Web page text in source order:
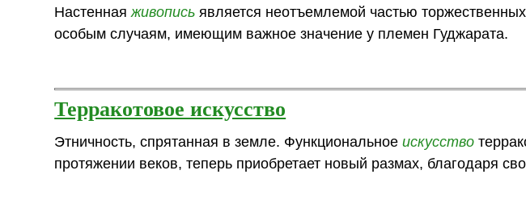
Настеннаяживопись является неотъемлемой частью
особым случаям, имеющим важное значение у племен Гуджарата.
Терракотовое искусство
Этничность, спрятанная в земле. Функциональноеискусство
протяжении веков, теперь приобретает новый размах, благодаря